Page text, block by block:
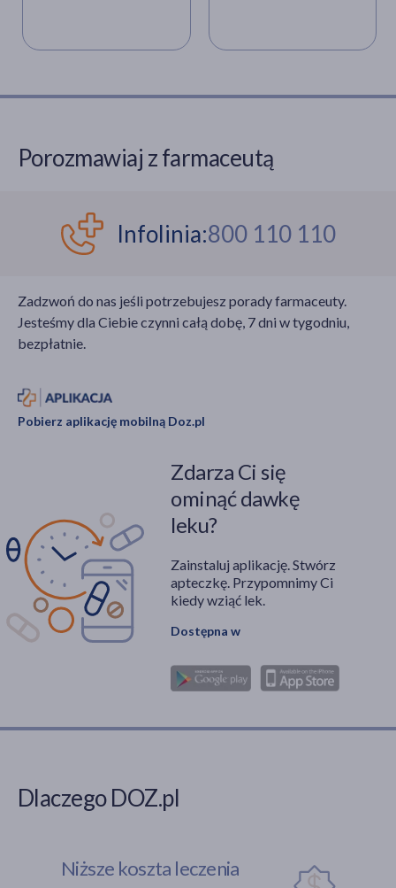
rybików, z czego w
tego rzędu owadów
Europie blisko 60. Są to
najstarsze rzędy
poszczególne gatunki
trudno jest od siebie
odróżnić.
motylami o rozpiętości
aktywne nocą i dlatego
zapalonego światła w
pomieszczeniu. Mole
za szkodniki żywności,
głównie zbóż,
Porozmawiaj z farmaceutą
Infolinia:800 110 110
Zadzwoń do nas jeśli potrzebujesz porady farmaceuty.
Jesteśmy dla Ciebie czynni całą dobę, 7 dni w tygodniu,
bezpłatnie.
Pobierz aplikację mobilną Doz.pl
Zdarza Ci się
ominąć dawkę
leku?
Zainstaluj aplikację. Stwórz
apteczkę. Przypomnimy Ci
kiedy wziąć lek.
Dostępna w
Dlaczego DOZ.pl
Niższe koszta leczenia